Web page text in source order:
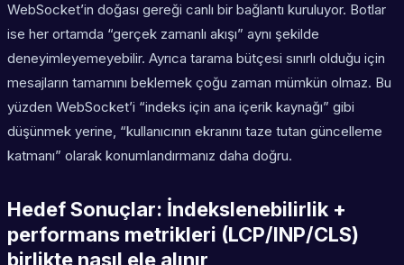
WebSocket’in doğası gereği canlı bir bağlantı kuruluyor. Botlar
ise her ortamda “gerçek zamanlı akışı” aynı şekilde
deneyimleyemeyebilir. Ayrıca tarama bütçesi sınırlı olduğu için
mesajların tamamını beklemek çoğu zaman mümkün olmaz. Bu
yüzden WebSocket’i “indeks için ana içerik kaynağı” gibi
düşünmek yerine, “kullanıcının ekranını taze tutan güncelleme
katmanı” olarak konumlandırmanız daha doğru.
Hedef Sonuçlar: İndekslenebilirlik +
performans metrikleri (LCP/INP/CLS)
birlikte nasıl ele alınır